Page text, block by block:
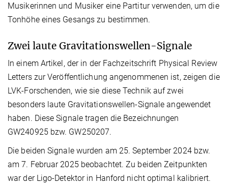
Musikerinnen und Musiker eine Partitur verwenden, um die
Tonhöhe eines Gesangs zu bestimmen.
Zwei laute Gravitationswellen-Signale
In einem Artikel, der in der Fachzeitschrift Physical Review
Letters zur Veröffentlichung angenommenen ist, zeigen die
LVK-Forschenden, wie sie diese Technik auf zwei
besonders laute Gravitationswellen-Signale angewendet
haben. Diese Signale tragen die Bezeichnungen
GW240925 bzw. GW250207.
Die beiden Signale wurden am 25. September 2024 bzw.
am 7. Februar 2025 beobachtet. Zu beiden Zeitpunkten
war der Ligo-Detektor in Hanford nicht optimal kalibriert.